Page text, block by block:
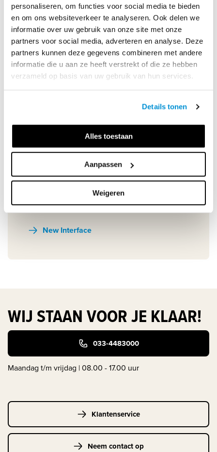
personaliseren, om functies voor social media te bieden
en om ons websiteverkeer te analyseren. Ook delen we
informatie over uw gebruik van onze site met onze
partners voor social media, adverteren en analyse. Deze
partners kunnen deze gegevens combineren met andere
informatie die u aan ze heeft verstrekt of die ze hebben
verzameld op basis van uw gebruik van hun services.
Details tonen
Alles toestaan
Aanpassen
Weigeren
ONS TEAM HELPT JE
Team voortgezet onderwijs
033 - 44 83 600
Stuur een e-mail
New Interface
WIJ STAAN VOOR JE KLAAR!
033-4483000
Maandag t/m vrijdag | 08.00 - 17.00 uur
Klantenservice
Neem contact op